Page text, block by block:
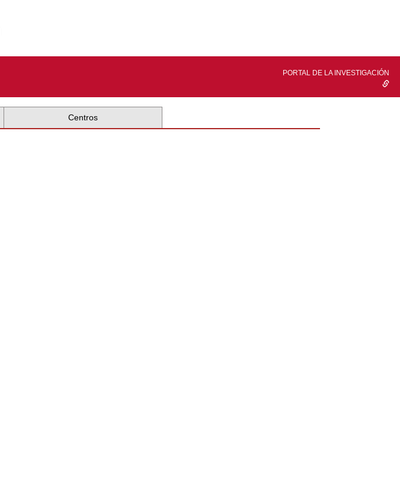
PORTAL DE LA INVESTIGACIÓN
Centros